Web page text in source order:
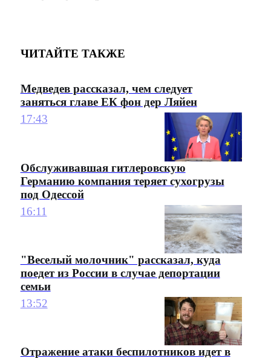
ЧИТАЙТЕ ТАКЖЕ
Медведев рассказал, чем следует
заняться главе ЕК фон дер Ляйен
17:43
Обслуживавшая гитлеровскую
Германию компания теряет сухогрузы
под Одессой
16:11
"Веселый молочник" рассказал, куда
поедет из России в случае депортации
семьи
13:52
Отражение атаки беспилотников идет в